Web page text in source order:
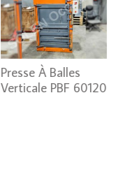
Presse À Balles
Verticale PBF 60120